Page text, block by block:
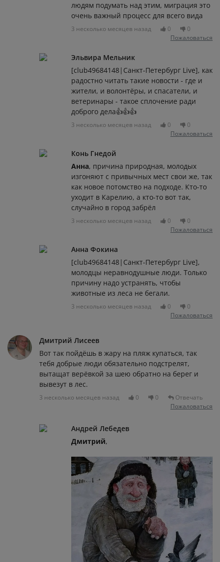
людям подумать над этим, миграция это
очень важный процесс для всего вида
3 несколько месяцев назад 0
0
Пожаловаться
Эльвира Мельник
[club49684148|Санкт-Петербург Live], как
радостно читать такие новости - где и
жители, и волонтёры, и спасатели, и
ветеринары - такое сплочение ради
доброго дела👍👍👍
3 несколько месяцев назад 0
0
Пожаловаться
Конь Гнедой
Анна, причина природная, молодых
изгоняют с привычных мест свои же, так
как новое потомство на подходе. Кто-то
уходит в Карелию, а кто-то вот так,
случайно в город забрёл
3 несколько месяцев назад 0
0
Пожаловаться
Анна Фокина
[club49684148|Санкт-Петербург Live],
молодцы неравнодушные люди. Только
причину надо устранять, чтобы
животные из леса не бегали.
3 несколько месяцев назад 0
0
Пожаловаться
Дмитрий Лисеев
Вот так пойдёшь в жару на пляж купаться, так
тебя добрые люди обязательно подстрелят,
вытащат верёвкой за шею обратно на берег и
вывезут в лес.
3 несколько месяцев назад 0 0
Отвечать
Пожаловаться
Андрей Лебедев
Дмитрий,